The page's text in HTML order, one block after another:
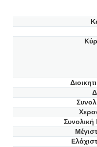
Συνολική